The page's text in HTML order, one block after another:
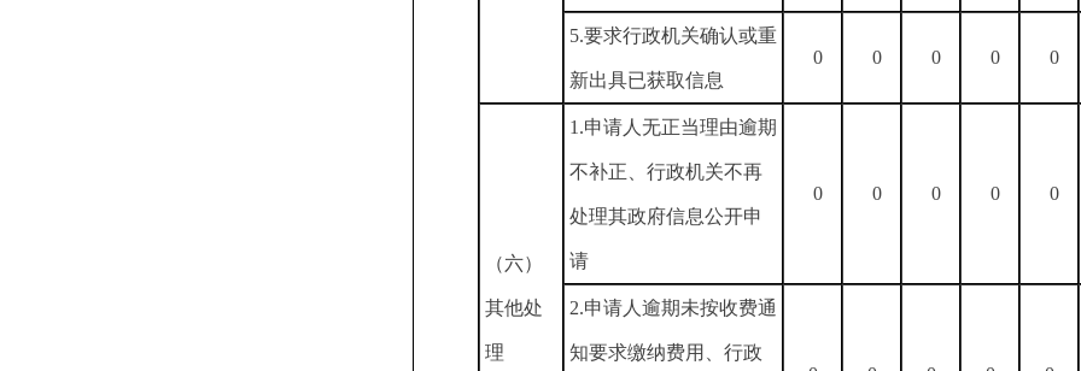
5.要求行政机关确认或重
新出具已获取信息
0 0 0 0 0
（六）
其他处
理
1.申请人无正当理由逾期
不补正、行政机关不再
处理其政府信息公开申
请
0 0 0 0 0
2.申请人逾期未按收费通
知要求缴纳费用、行政